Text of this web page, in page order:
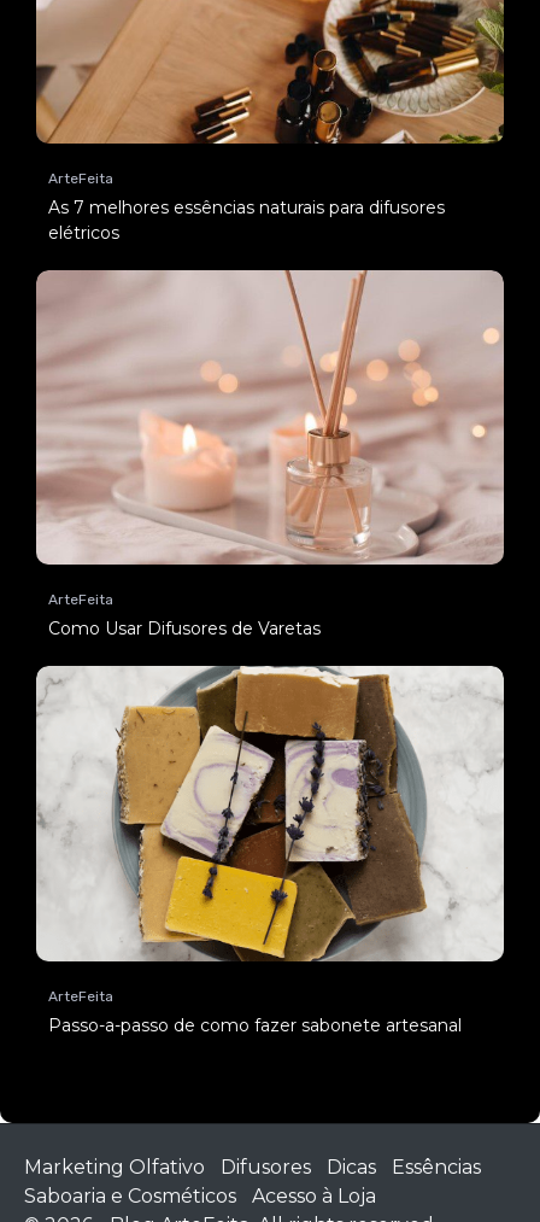
ArteFeita
As 7 melhores essências naturais para difusores
elétricos
ArteFeita
Como Usar Difusores de Varetas
ArteFeita
Passo-a-passo de como fazer sabonete artesanal
Marketing Olfativo Difusores Dicas
Essências
Saboaria e Cosméticos
Acesso à Loja